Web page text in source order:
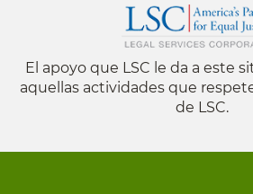
El apoyo que LSC le da a este
aquellas actividades que
de LSC.